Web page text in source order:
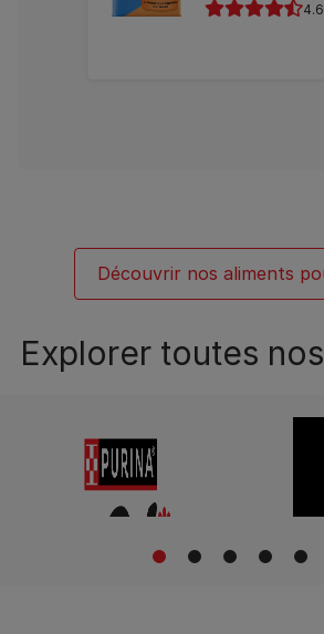
4.6
Découvrir nos aliments
Explorer toutes
1 2 3 4 5